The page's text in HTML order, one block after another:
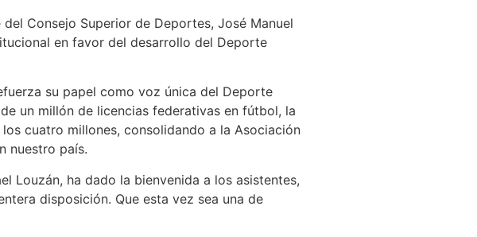
Consejo Superior de Deportes, José Manuel
en favor del desarrollo del Deporte
su papel como voz única del Deporte
un millón de licencias federativas en fútbol, la
cuatro millones, consolidando a la Asociación
nuestro país.
Louzán, ha dado la bienvenida a los asistentes,
disposición. Que esta vez sea una de